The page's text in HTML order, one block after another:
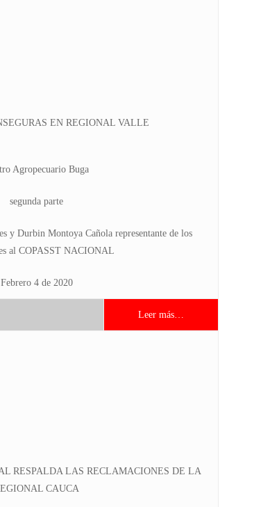
EN REGIONAL VALLE
Agropecuario Buga
segunda parte
y Durbin Montoya Cañola representante de los
al COPASST NACIONAL
Febrero 4 de 2020
Leer más…
RESPALDA LAS RECLAMACIONES DE LA
CAUCA